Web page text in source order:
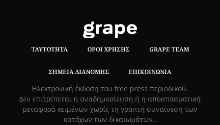
ΤΑΥΤΌΤΗΤΑ ΌΡΟΙ ΧΡΉΣΗΣ GRAPE TEAM
ΣΗΜΕΊΑ ΔΙΑΝΟΜΉΣ ΕΠΙΚΟΙΝΩΝΊΑ
Hλεκτρονική έκδοση του free press περιοδικού.
Δεν επιτρέπεται η αναδημοσίευση ή η αποσπασματική
μεταφορά κειμένων χωρίς τη γραπτή συναίνεση των
κατόχων των δικαιωμάτων..